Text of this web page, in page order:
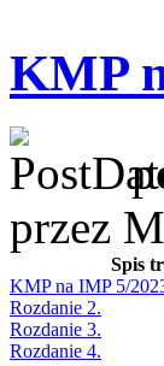
KMP
przez
Spis
KMP na IMP 5/
Rozdanie 2.
Rozdanie 3.
Rozdanie 4.